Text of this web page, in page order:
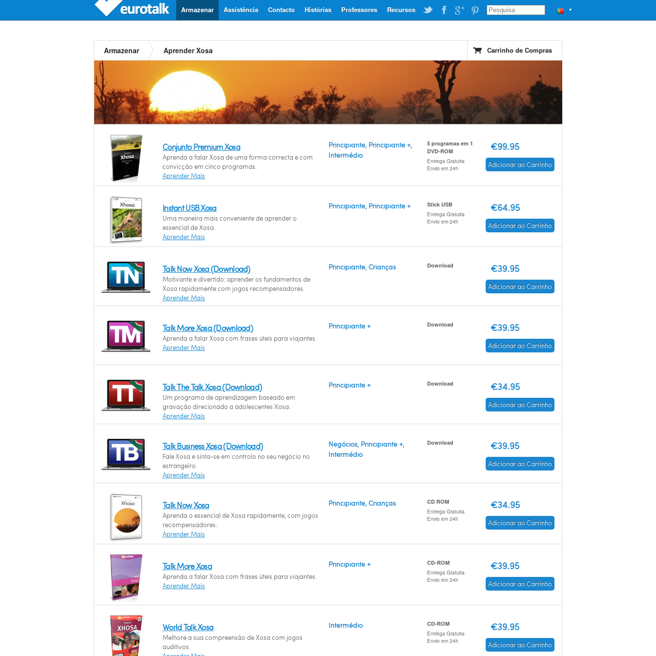
▼
Recursos
Professores
Histórias
Contacto
Assistência
Armazenar
Armazenar Aprender Xosa Carrinho de Compras
Conjunto Premium Xosa
Aprenda a falar Xosa de uma forma correcta e com
convicção em cinco programas.
Aprender Mais
Principiante, Principiante +,
Intermédio
5 programas em 1
DVD-ROM
Entrega Gratuita
Envio em 24h
€99.95
Adicionar ao Carrinho
Instant USB Xosa
Uma maneira mais conveniente de aprender o
essencial de Xosa.
Aprender Mais
Principiante, Principiante + Stick USB
Entrega Gratuita
Envio em 24h
€64.95
Adicionar ao Carrinho
Talk Now Xosa (Download)
Motivante e divertido: aprender os fundamentos de
Xosa rapidamente com jogos recompensadores.
Aprender Mais
Principiante, Crianças Download €39.95
Adicionar ao Carrinho
Talk More Xosa (Download)
Aprenda a falar Xosa com frases úteis para viajantes.
Aprender Mais
Principiante + Download €39.95
Adicionar ao Carrinho
Talk The Talk Xosa (Download)
Um programa de aprendizagem baseado em
gravação direcionado a adolescentes Xosa.
Aprender Mais
Principiante + Download €34.95
Adicionar ao Carrinho
Talk Business Xosa (Download)
Fale Xosa e sinta-se em controlo no seu negócio no
estrangeiro.
Aprender Mais
Negócios, Principiante +,
Intermédio
Download €39.95
Adicionar ao Carrinho
Talk Now Xosa
Aprenda o essencial de Xosa rapidamente, com jogos
recompensadores.
Aprender Mais
Principiante, Crianças CD ROM
Entrega Gratuita
Envio em 24h
€34.95
Adicionar ao Carrinho
Talk More Xosa
Aprenda a falar Xosa com frases úteis para viajantes.
Aprender Mais
Principiante + CD-ROM
Entrega Gratuita
Envio em 24h
€39.95
Adicionar ao Carrinho
World Talk Xosa
Melhore a sua compreensão de Xosa com jogos
auditivos.
Intermédio CD-ROM
Entrega Gratuita
Envio em 24h
€39.95
Adicionar ao Carrinho